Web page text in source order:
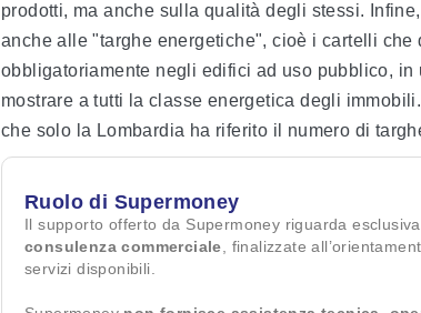
prodotti, ma anche sulla qualità degli stessi.
anche alle "targhe energetiche", cioè i cartelli che
obbligatoriamente negli edifici ad uso pubblico,
mostrare a tutti la classe energetica degli
che solo la Lombardia ha riferito il numero di
Ruolo di Supermoney
Il supporto offerto da Supermoney riguarda
consulenza commerciale , finalizzate
servizi disponibili.